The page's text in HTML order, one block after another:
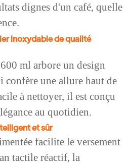
dignes d'un café, quelle
inoxydable de qualité
ml arbore un design
une allure haut de
à nettoyer, il est conçu
au quotidien.
et sûr
facilite le versement
tactile réactif, la